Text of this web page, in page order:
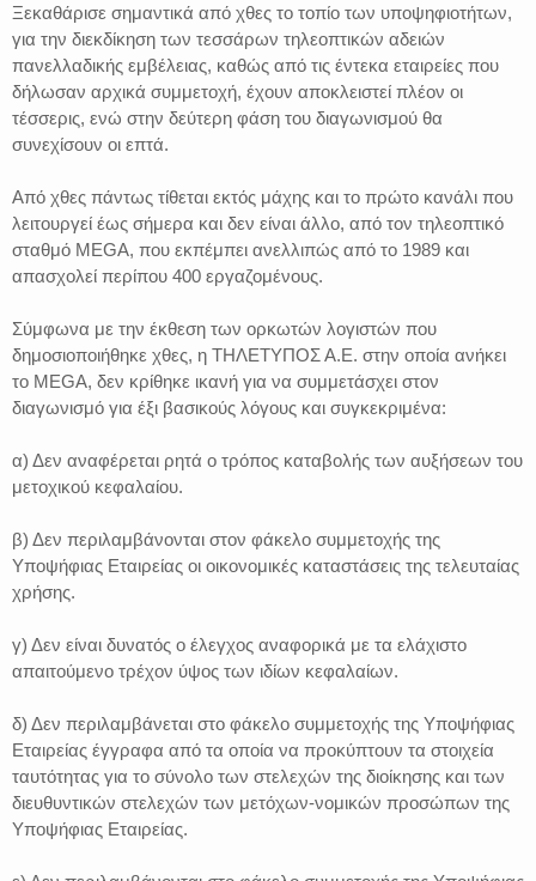
Ξεκαθάρισε σημαντικά από χθες το τοπίο των υποψηφιοτήτων,
για την διεκδίκηση των τεσσάρων τηλεοπτικών αδειών
πανελλαδικής εμβέλειας, καθώς από τις έντεκα εταιρείες που
δήλωσαν αρχικά συμμετοχή, έχουν αποκλειστεί πλέον οι
τέσσερις, ενώ στην δεύτερη φάση του διαγωνισμού θα
συνεχίσουν οι επτά.
Από χθες πάντως τίθεται εκτός μάχης και το πρώτο κανάλι που
λειτουργεί έως σήμερα και δεν είναι άλλο, από τον τηλεοπτικό
σταθμό MEGA, που εκπέμπει ανελλιπώς από το 1989 και
απασχολεί περίπου 400 εργαζομένους.
Σύμφωνα με την έκθεση των ορκωτών λογιστών που
δημοσιοποιήθηκε χθες, η ΤΗΛΕΤΥΠΟΣ Α.Ε. στην οποία ανήκει
το MEGA, δεν κρίθηκε ικανή για να συμμετάσχει στον
διαγωνισμό για έξι βασικούς λόγους και συγκεκριμένα:
α) Δεν αναφέρεται ρητά ο τρόπος καταβολής των αυξήσεων του
μετοχικού κεφαλαίου.
β) Δεν περιλαμβάνονται στον φάκελο συμμετοχής της
Υποψήφιας Εταιρείας οι οικονομικές καταστάσεις της τελευταίας
χρήσης.
γ) Δεν είναι δυνατός ο έλεγχος αναφορικά με τα ελάχιστο
απαιτούμενο τρέχον ύψος των ιδίων κεφαλαίων.
δ) Δεν περιλαμβάνεται στο φάκελο συμμετοχής της Υποψήφιας
Εταιρείας έγγραφα από τα οποία να προκύπτουν τα στοιχεία
ταυτότητας για το σύνολο των στελεχών της διοίκησης και των
διευθυντικών στελεχών των μετόχων-νομικών προσώπων της
Υποψήφιας Εταιρείας.